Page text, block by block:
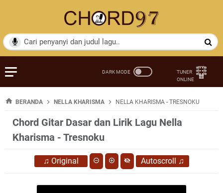
BERANDA NELLA KHARISMA NELLA KHARISMA - TRESNOKU
Chord Gitar Dasar dan Lirik Lagu Nella
Kharisma - Tresnoku
♫ Original Autoscroll ♫